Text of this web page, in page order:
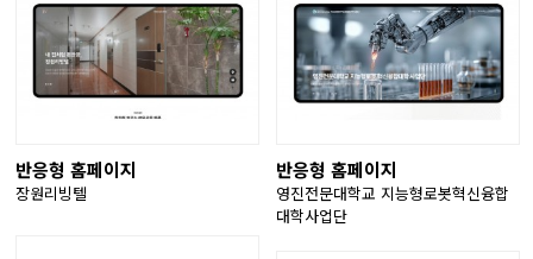
반응형 홈페이지
장원리빙텔
반응형 홈페이지
영진전문대학교 지능형로봇혁신융합
대학사업단